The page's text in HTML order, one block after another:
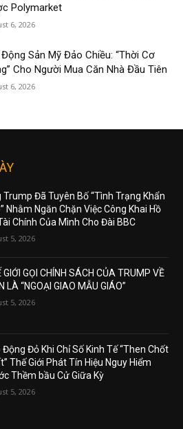
Polymarket
6, 2026
Động Sản Mỹ Đảo Chiều: “Thời Cơ
Cho Người Mua Căn Nhà Đầu Tiên
6, 2026
Trump Đã Tuyên Bố “Tình Trạng Khẩn
Nhằm Ngăn Chặn Việc Công Khai Hồ
Chính Của Mình Cho Đài BBC
5, 2026
GIỚI GỌI CHÍNH SÁCH CỦA TRUMP VỀ
LÀ “NGOẠI GIAO MẪU GIÁO”
5, 2026
Động Đỏ Khi Chỉ Số Kinh Tế “Then Chốt
Thế Giới Phát Tín Hiệu Nguy Hiểm
Thềm bầu Cử Giữa Kỳ
5, 2026